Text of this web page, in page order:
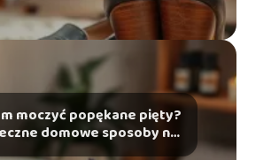
moczyć popękane pięty?
domowe sposoby na
ulgę